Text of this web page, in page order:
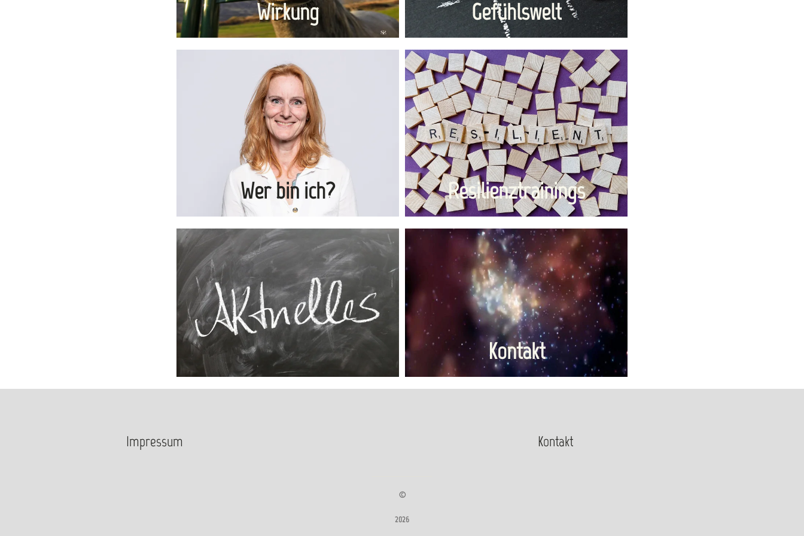
Wirkung Gefühlswelt
Wer bin ich? Resilienztrainings
Kontakt
Impressum Kontakt
©
2026